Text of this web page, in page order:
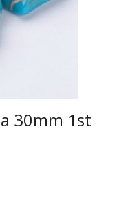
30mm 1st